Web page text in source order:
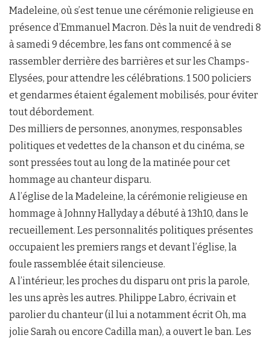
Madeleine, où s’est tenue une cérémonie religieuse en
présence d’Emmanuel Macron. Dès la nuit de vendredi 8
à samedi 9 décembre, les fans ont commencé à se
rassembler derrière des barrières et sur les Champs-
Elysées, pour attendre les célébrations. 1 500 policiers
et gendarmes étaient également mobilisés, pour éviter
tout débordement.
Des milliers de personnes, anonymes, responsables
politiques et vedettes de la chanson et du cinéma, se
sont pressées tout au long de la matinée pour cet
hommage au chanteur disparu.
A l’église de la Madeleine, la cérémonie religieuse en
hommage à Johnny Hallyday a débuté à 13h10, dans le
recueillement. Les personnalités politiques présentes
occupaient les premiers rangs et devant l’église, la
foule rassemblée était silencieuse.
A l’intérieur, les proches du disparu ont pris la parole,
les uns après les autres. Philippe Labro, écrivain et
parolier du chanteur (il lui a notamment écrit Oh, ma
jolie Sarah ou encore Cadilla man), a ouvert le ban. Les